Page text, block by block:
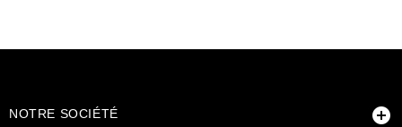
NOTRE SOCIÉTÉ 